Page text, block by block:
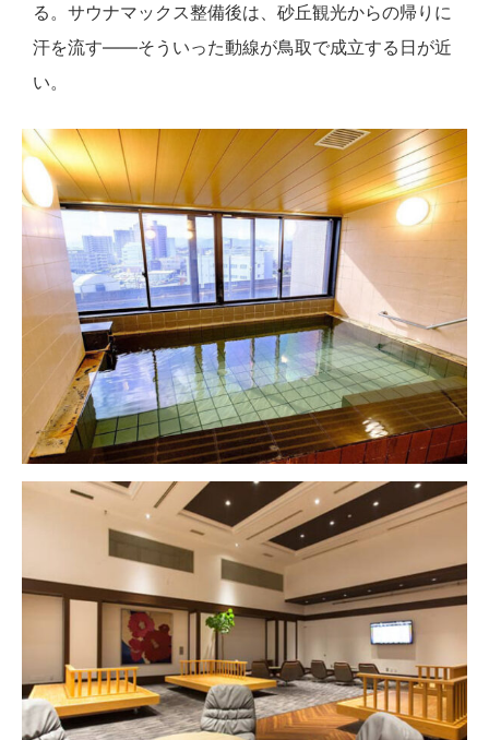
る。サウナマックス整備後は、砂丘観光からの帰りに
汗を流す——そういった動線が鳥取で成立する日が近
い。